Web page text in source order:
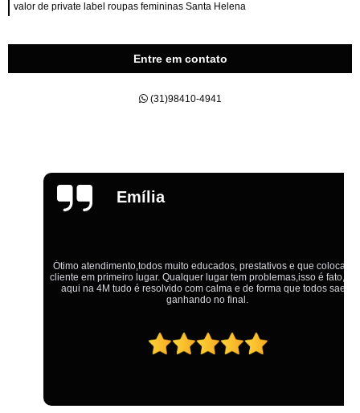
valor de private label roupas femininas Santa Helena
Entre em contato
(31)98410-4941
Emília
Ótimo atendimento,todos muito educados, prestativos e que colocam o
cliente em primeiro lugar. Qualquer lugar tem problemas,isso é fato, mas
aqui na 4M tudo é resolvido com calma e de forma que todos saem
ganhando no final.